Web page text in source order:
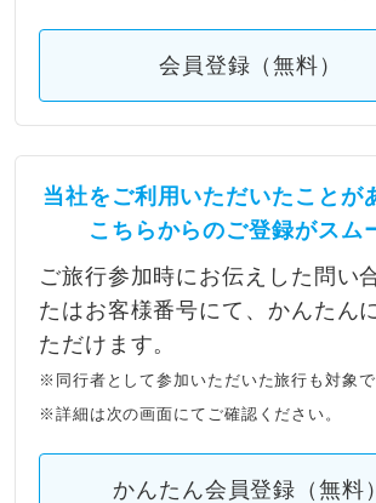
会員登録（無料）
当社をご利用いただいたことが
こちらからのご登録がスム
ご旅行参加時にお伝えした問い
たはお客様番号にて、かんたん
ただけます。
※同行者として参加いただいた旅行も対象で
※詳細は次の画面にてご確認ください。
かんたん会員登録（無料）